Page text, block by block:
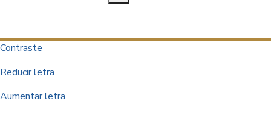
Contraste
Reducir letra
Aumentar letra